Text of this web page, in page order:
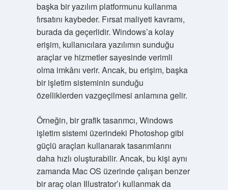
başka bir yazılım platformunu kullanma
fırsatını kaybeder. Fırsat maliyeti kavramı,
burada da geçerlidir. Windows’a kolay
erişim, kullanıcılara yazılımın sunduğu
araçlar ve hizmetler sayesinde verimli
olma imkânı verir. Ancak, bu erişim, başka
bir işletim sisteminin sunduğu
özelliklerden vazgeçilmesi anlamına gelir.
Örneğin, bir grafik tasarımcı, Windows
işletim sistemi üzerindeki Photoshop gibi
güçlü araçları kullanarak tasarımlarını
daha hızlı oluşturabilir. Ancak, bu kişi aynı
zamanda Mac OS üzerinde çalışan benzer
bir araç olan Illustrator’ı kullanmak da